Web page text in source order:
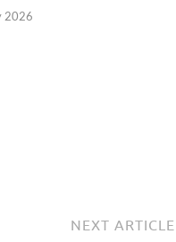
2026
NEXT ARTICLE